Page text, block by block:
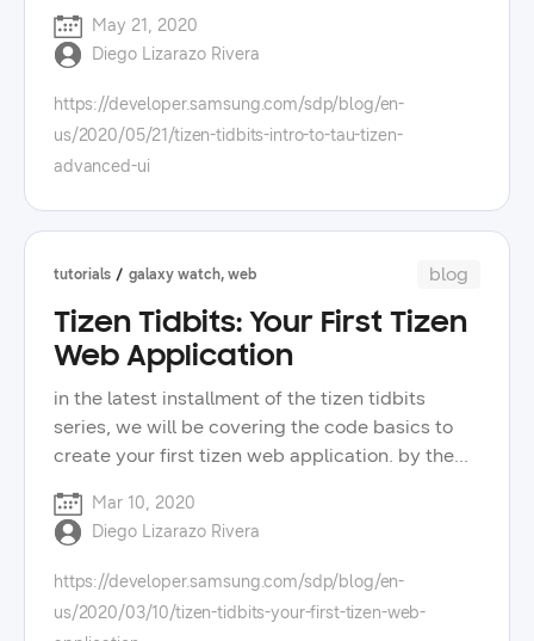
면서 발표하며 흥미를 자아냈습니다. 대표적으로
삼성 소프트웨어의 개발 과정에서 발견한 협력, 고
객의 입장에서 생각하는 삼성의 개발 문화, 소프트
웨어 업계 내 삼성의 경쟁력, sosc 소개 및 sosc의
브랜딩과 같이 다양한 이야기를 풀어나가며 day 1
세션의 마지막을 장식했습니다. samsung
삼성전자는 자사의 전자제품을 전시하며 타이젠 부
이젠의 부스에는 출시 최초의 카메라부터 현재까지
영자는 "타이젠은 지난 10년간 많은 제품을 출시하
며 전 세계의 소비자를 만나고 있습니다. 아직 모르
는 분도 있겠지만 관심을 가져 주신다면 더 좋은 제
품을 출시할 수 있을 것입니다"라고 말하며 들뜬 마
음을 전했습니다. 전시 제품에는 타이젠 2.3을 탑재
robot vacuum, 타이젠 6.0을 탑재한 uhd 4k smart
tv 등이 있습니다. edint는 인공지능을 활용하여 온
했습니다. 영상처리를 이용하여 정면 감시 및 측면
감시를 할 수 있는 솔루션으로 이를 이용하면 온라
tizen advanced ui (tau) library. stay tuned if you
want to learn how to make your web apps more
functional and elegant, taking advantage of the
unique galaxy watch features. you can also
connect with me, diego, a sr. developer
evangelist, on twitter:
https://twitter.com/hielo777 have questions?
post them in our forums:
https://forum.developer.samsung.com/ check
your tizen app development. check the tizen
tidbits playlist on our youtube channel, and
learn more about the wide selection of samsung
technologies on our developer portal.
May 21, 2020
Diego Lizarazo Rivera
https://developer.samsung.com/sdp/blog/en-
us/2020/05/21/tizen-tidbits-intro-to-tau-tizen-
advanced-ui
tutorials galaxy watch, web blog
Tizen Tidbits: Your First Tizen
Web Application
in the latest installment of the tizen tidbits
series, we will be covering the code basics to
create your first tizen web application. by the
structure of projects in tizen studio, how to
modify the core files of your web application,
and how to use the emulator to test your app.
check other videos, blog posts, and tips to
improve your tizen app development. stay
Mar 10, 2020
Diego Lizarazo Rivera
https://developer.samsung.com/sdp/blog/en-
us/2020/03/10/tizen-tidbits-your-first-tizen-web-